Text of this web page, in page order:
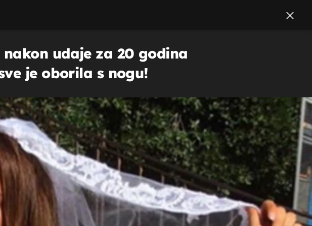
udaje za 20 godina
je oborila s nogu!